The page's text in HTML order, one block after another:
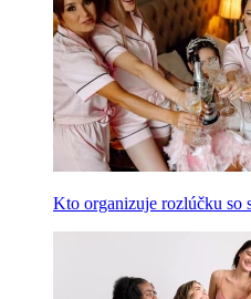
Kto organizuje rozlúčku so